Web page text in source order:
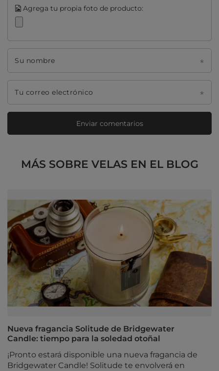
Agrega tu propia foto de producto:
Su nombre
Tu correo electrónico
Enviar comentarios
MÁS SOBRE VELAS EN EL BLOG
Nueva fragancia Solitude de Bridgewater
Candle: tiempo para la soledad otoñal
¡Pronto estará disponible una nueva fragancia de
Bridgewater Candle! Solitude te envolverá en